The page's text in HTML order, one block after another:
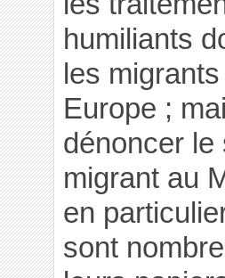
humiliants
les
Europe ;
dénoncer
migrant au
en
sont